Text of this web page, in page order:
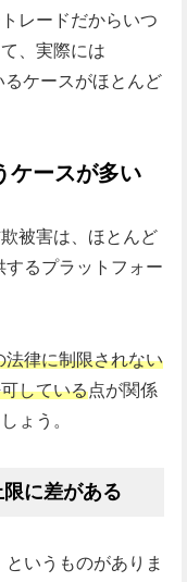
レードだからいつ
、実際には
るケースがほとんど
ケースが多い
被害は、ほとんど
するプラットフォー
法律に制限されない
している点が関係
ょう。
に差がある
というものがありま